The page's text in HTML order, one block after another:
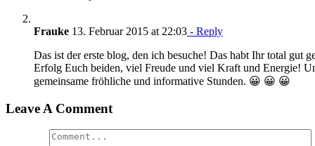
Frauke 13. Februar 2015 at 22:03 - Reply
Das ist der erste blog, den ich besuche! Das habt Ihr total gut
Erfolg Euch beiden, viel Freude und viel Kraft und Energie!
gemeinsame fröhliche und informative Stunden. 😀 😀 😀
Leave A Comment